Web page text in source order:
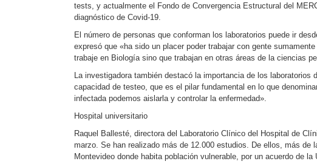
tests, y actualmente el Fondo de Convergencia Estructural del
diagnóstico de Covid-19.
El número de personas que conforman los laboratorios puede ir
expresó que «ha sido un placer poder trabajar con gente
trabaje en Biología sino que trabajan en otras áreas de la ciencias
La investigadora también destacó la importancia de los
capacidad de testeo, que es el pilar fundamental en lo que
infectada podemos aislarla y controlar la enfermedad».
Hospital universitario
Raquel Ballesté, directora del Laboratorio Clínico del Hospital de
marzo. Se han realizado más de 12.000 estudios. De ellos, más
Montevideo donde habita población vulnerable, por un acuerdo de